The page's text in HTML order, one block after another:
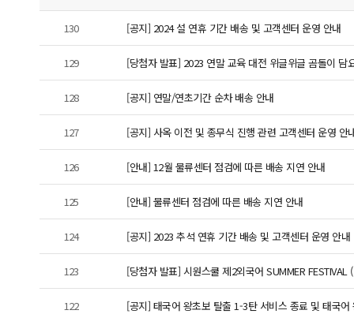
130 [공지] 2024 설 연휴 기간 배송 및 고객센터 운영 안내
129 [당첨자 발표] 2023 연말 교육 대전 위글위글 곰돌이 담
128 [공지] 연말/연초기간 순차 배송 안내
127 [공지] 사옥 이전 및 종무식 진행 관련 고객센터 운영 안
126 [안내] 12월 물류센터 점검에 따른 배송 지연 안내
125 [안내] 물류센터 점검에 따른 배송 지연 안내
124 [공지] 2023 추석 연휴 기간 배송 및 고객센터 운영 안내
123 [당첨자 발표] 시원스쿨 제2외국어 SUMMER
122 [공지] 태국어 왕초보 탈출 1-3탄 서비스 종료 및 태국